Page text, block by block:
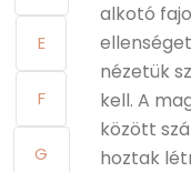
E
F
G
alkotó
nézetük
kell. A
között
hoztak